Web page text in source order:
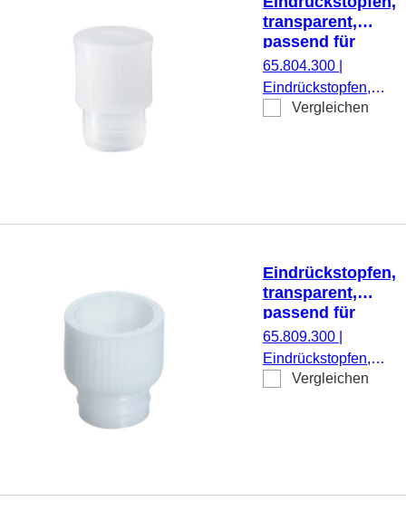
transparent,
passend für
Röhren Ø 14 mm
65.804.300
Eindrückstopfen,
transparent,
Vergleichen
Eindrückstopfen,
transparent,
passend für
Röhren Ø 12 mm
65.809.300
Eindrückstopfen,
transparent,
Vergleichen